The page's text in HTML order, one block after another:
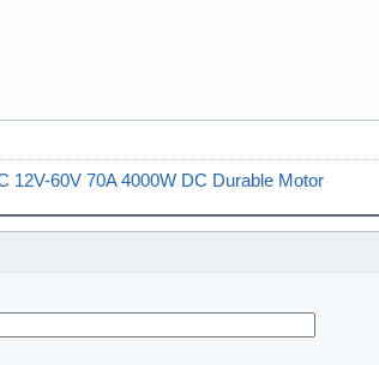
12V-60V 70A 4000W DC Durable Motor